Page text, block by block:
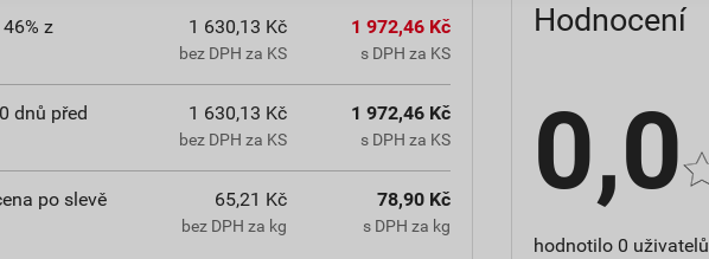
z
1 630,13 Kč
bez DPH za KS
1 972,46 Kč
s DPH za KS
dnů před
1 630,13 Kč
bez DPH za KS
1 972,46 Kč
s DPH za KS
po slevě
65,21 Kč
bez DPH za kg
78,90 Kč
s DPH za kg
Hodnocení
0,0
hodnotilo 0 uživatelů